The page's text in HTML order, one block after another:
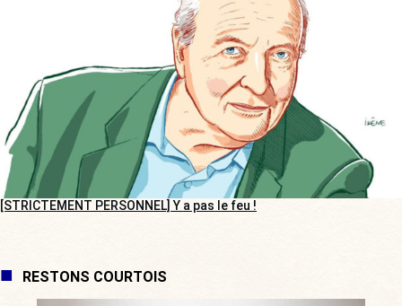
[STRICTEMENT PERSONNEL] Y a pas le feu !
RESTONS COURTOIS